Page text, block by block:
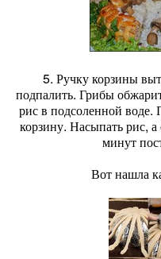
5. Ручку корзины
подпалить. Грибы
рис в подсоленной воде.
корзину. Насыпать рис,
минут
Вот нашла